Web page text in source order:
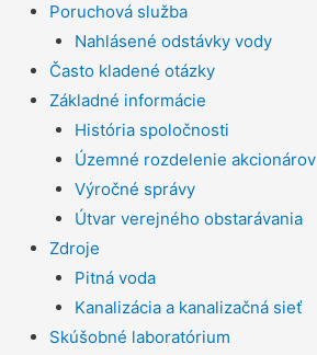
Poruchová služba
Nahlásené odstávky vody
Často kladené otázky
Základné informácie
História spoločnosti
Územné rozdelenie akcionárov
Výročné správy
Útvar verejného obstarávania
Zdroje
Pitná voda
Kanalizácia a kanalizačná sieť
Skúšobné laboratórium